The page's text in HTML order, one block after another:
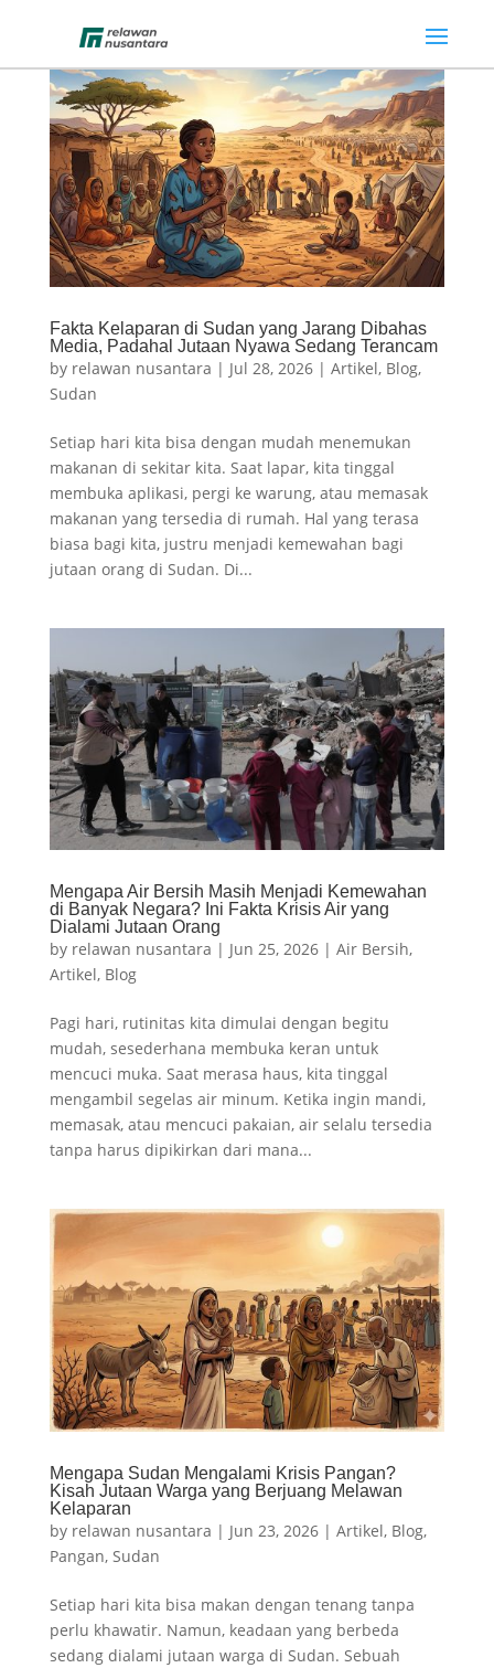
Fakta Kelaparan di Sudan yang Jarang Dibahas
Media, Padahal Jutaan Nyawa Sedang Terancam
by relawan nusantara | Jul 28, 2026| Artikel, Blog,
Sudan
Setiap hari kita bisa dengan mudah menemukan
makanan di sekitar kita. Saat lapar, kita tinggal
membuka aplikasi, pergi ke warung, atau memasak
makanan yang tersedia di rumah. Hal yang terasa
biasa bagi kita, justru menjadi kemewahan bagi
jutaan orang di Sudan. Di...
Mengapa Air Bersih Masih Menjadi Kemewahan
di Banyak Negara? Ini Fakta Krisis Air yang
Dialami Jutaan Orang
by relawan nusantara | Jun 25, 2026| Air Bersih,
Artikel, Blog
Pagi hari, rutinitas kita dimulai dengan begitu
mudah, sesederhana membuka keran untuk
mencuci muka. Saat merasa haus, kita tinggal
mengambil segelas air minum. Ketika ingin mandi,
memasak, atau mencuci pakaian, air selalu tersedia
tanpa harus dipikirkan dari mana...
Mengapa Sudan Mengalami Krisis Pangan?
Kisah Jutaan Warga yang Berjuang Melawan
Kelaparan
by relawan nusantara | Jun 23, 2026| Artikel, Blog,
Pangan, Sudan
Setiap hari kita bisa makan dengan tenang tanpa
perlu khawatir. Namun, keadaan yang berbeda
sedang dialami jutaan warga di Sudan. Sebuah